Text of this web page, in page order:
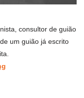
consultor de guião
um guião já escrito